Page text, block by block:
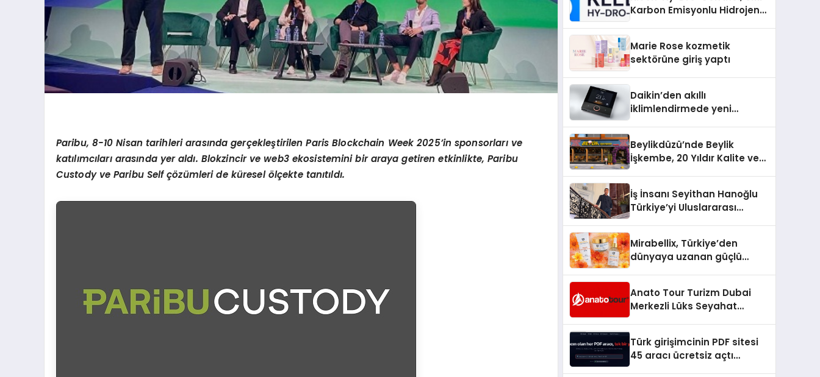
Paribu, 8-10 Nisan tarihleri arasında gerçekleştirilen Paris Blockchain Week 2025’in sponsorları ve
katılımcıları arasında yer aldı. Blokzincir ve web3 ekosistemini bir araya getiren etkinlikte, Paribu
Custody ve Paribu Self çözümleri de küreselölçekte tanıtıldı.
Karbon Emisyonlu Hidrojen
Aldı
Marie Rose kozmetik
sektörüne giriş yaptı
Daikin’den akıllı
iklimlendirmede yeni
Beylikdüzü’nde Beylik
İşkembe, 20 Yıldır Kalite ve
İş İnsanı Seyithan Hanoğlu
Türkiye’yi Uluslararası
Mirabellix, Türkiye’den
dünyaya uzanan güçlü
Anato Tour Turizm Dubai
Merkezli Lüks Seyahat
Türk girişimcinin PDF sitesi
45 aracı ücretsiz açtı